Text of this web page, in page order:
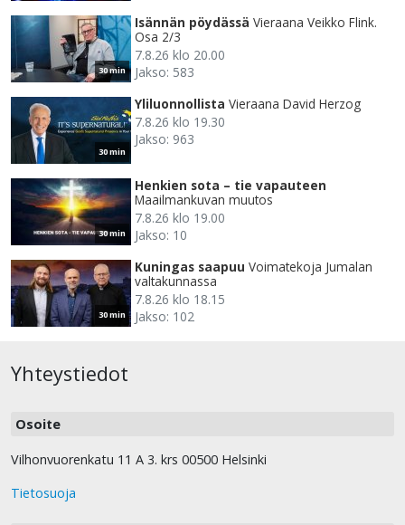
30 min
Isännän pöydässä Vieraana Veikko Flink.
Osa 2/3
7.8.26 klo 20.00
Jakso: 583
30 min
Yliluonnollista Vieraana David Herzog
7.8.26 klo 19.30
Jakso: 963
30 min
Henkien sota – tie vapauteen
Maailmankuvan muutos
7.8.26 klo 19.00
Jakso: 10
30 min
Kuningas saapuu Voimatekoja Jumalan
valtakunnassa
7.8.26 klo 18.15
Jakso: 102
Yhteystiedot
Osoite
Vilhonvuorenkatu 11 A 3. krs 00500 Helsinki
Tietosuoja